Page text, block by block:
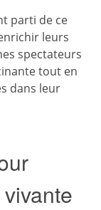
parti de ce
leurs
spectateurs
tout en
dans leur